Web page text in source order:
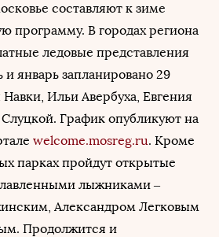
составляют к зиме
программу. В городах региона
ледовые представления
и январь запланировано 29
Навки, Ильи Авербуха, Евгения
График опубликуют на
welcome.mosreg.ru. Кроме
парках пройдут открытые
лыжниками –
Александром Легковым
Продолжится и